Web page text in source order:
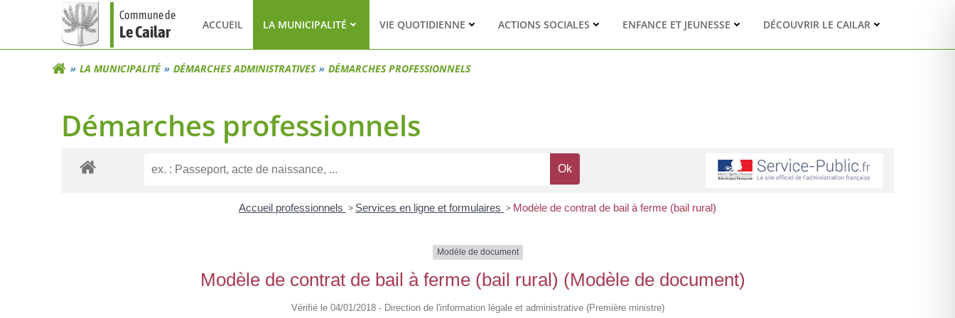
Commune de
Le Cailar ACCUEIL LA MUNICIPALITÉ VIE QUOTIDIENNE ACTIONS SOCIALES ENFANCE ET JEUNESSE DÉCOUVRIR LE CAILAR
LA MUNICIPALITÉ DÉMARCHES ADMINISTRATIVES DÉMARCHES PROFESSIONNELS
Démarches professionnels
Accueil professionnels > Services en ligne et formulaires > Modèle de contrat de bail à ferme (bail rural)
Modèle de document
Modèle de contrat de bail à ferme (bail rural) (Modèle de document)
Vérifié le 04/01/2018 - Direction de l'information légale et administrative (Première ministre)